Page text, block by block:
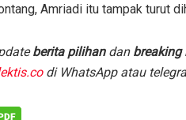
Amriadi itu tampak turut
berita pilihan dan breaking
di WhatsApp atau